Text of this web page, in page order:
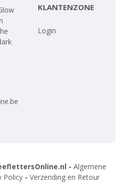
KLANTENZONE
Login
- Algemene
Policy -Verzending en Retour